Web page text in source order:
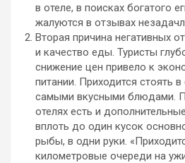
в отеле, в поисках богатого
жалуются в отзывах
Вторая причина негативных
и качество еды. Туристы
снижение цен привело к
питании. Приходится стоять
самыми вкусными блюдами.
отелях есть и
вплоть до один кусок
рыбы, в одни руки.
километровые очереди на